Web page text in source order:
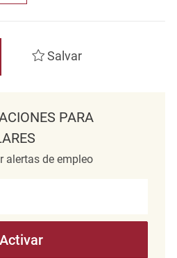
Salvar
PARA
alertas de empleo
Activar